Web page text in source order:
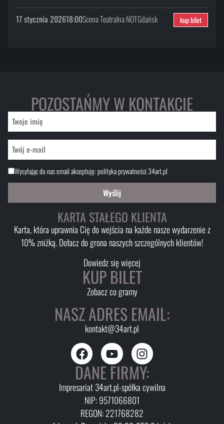
17 stycznia 202618:00Scena Teatralna NOTGdańsk kup bilet
POZOSTAŃMY W KONTAKCIE
Wysyłając do nas email akceptuję:polityka prywatności 34art.pl
Wyślij
KARTA STAŁEGO KLIENTA
Karta, która uprawnia Cię do wejścia na każde nasze wydarzenie z
10% zniżką. Dołacz do grona naszych szczególnych klientów!
Dowiedz się więcej
KUP BILET
Zobacz co gramy
NASZ ADRES EMAIL:
kontakt@34art.pl
DANE FIRMY:
Impresariat 34art.pl-spółka cywilna
NIP: 9571066801
REGON: 221768282